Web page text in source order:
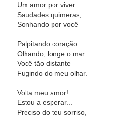
Um amor por viver.
Saudades quimeras,
Sonhando por você.
Palpitando coração...
Olhando, longe o mar.
Você tão distante
Fugindo do meu olhar.
Volta meu amor!
Estou a esperar...
Preciso do teu sorriso,